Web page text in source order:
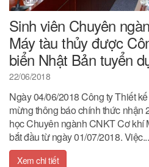
Sinh viên Chuyên
Máy tàu thủy được
biển Nhật Bản tuyển
22/06/2018
Ngày 04/06/2018 Công ty Thiết
mừng thông báo chính thức nhận
học Chuyên ngành CNKT Cơ khí
bắt đầu từ ngày 01/07/2018. Việc...
Xem chi tiết